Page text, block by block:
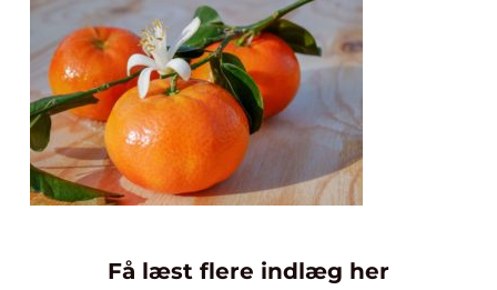
Få læst flere indlæg her